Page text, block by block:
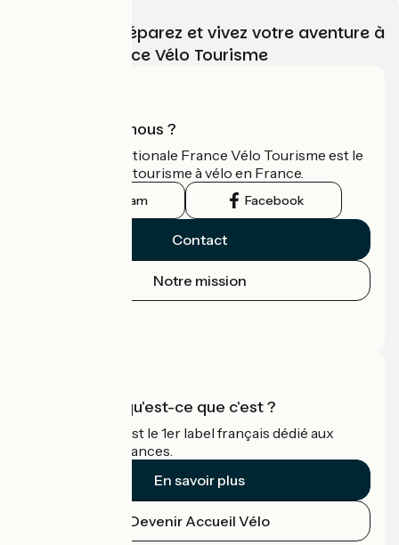
Choisissez, préparez et vivez votre aventure à
vélo avec France Vélo Tourisme
Qui sommes-nous ?
L'association nationale France Vélo Tourisme est le
guide officiel du tourisme à vélo en France.
Instagram Facebook
Contact
Notre mission
Accueil Vélo qu'est-ce que c'est ?
Accueil Vélo c'est le 1er label français dédié aux
cyclistes en vacances.
En savoir plus
Devenir Accueil Vélo